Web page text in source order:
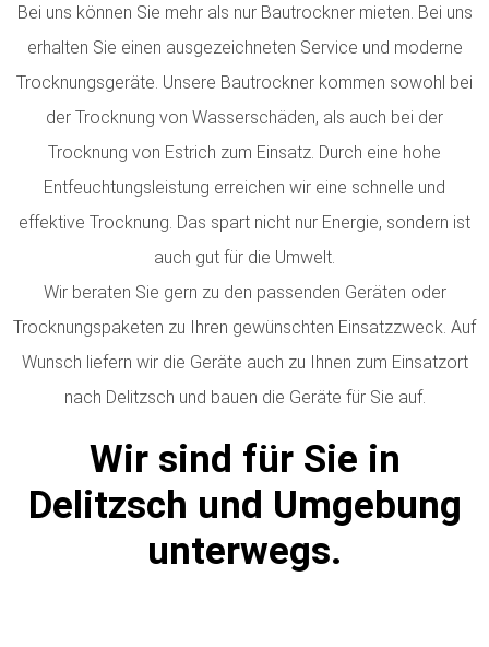
Bei uns können Sie mehr als nur Bautrockner mieten. Bei uns
erhalten Sie einen ausgezeichneten Service und moderne
Trocknungsgeräte. Unsere Bautrockner kommen sowohl bei
der Trocknung von Wasserschäden, als auch bei der
Trocknung von Estrich zum Einsatz. Durch eine hohe
Entfeuchtungsleistung erreichen wir eine schnelle und
effektive Trocknung. Das spart nicht nur Energie, sondern ist
auch gut für die Umwelt.
Wir beraten Sie gern zu den passenden Geräten oder
Trocknungspaketen zu Ihren gewünschten Einsatzzweck. Auf
Wunsch liefern wir die Geräte auch zu Ihnen zum Einsatzort
nach Delitzsch und bauen die Geräte für Sie auf.
Wir sind für Sie in
Delitzsch und Umgebung
unterwegs.